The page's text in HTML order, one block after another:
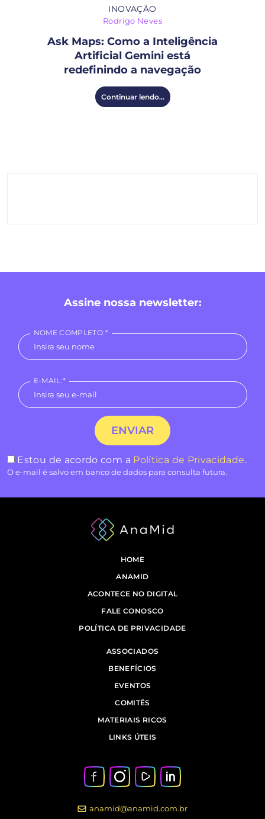
INOVAÇÃO
Rodrigo Neves
Ask Maps: Como a Inteligência
Artificial Gemini está
redefinindo a navegação
Continuar lendo...
Assine nossa newsletter:
NOME COMPLETO:*
E-MAIL:*
Estou de acordo com a Política de Privacidade.
O e-mail é salvo em banco de dados para consulta futura.
HOME
ANAMID
ACONTECE NO DIGITAL
FALE CONOSCO
POLÍTICA DE PRIVACIDADE
ASSOCIADOS
BENEFÍCIOS
EVENTOS
COMITÊS
MATERIAIS RICOS
LINKS ÚTEIS
anamid@anamid.com.br